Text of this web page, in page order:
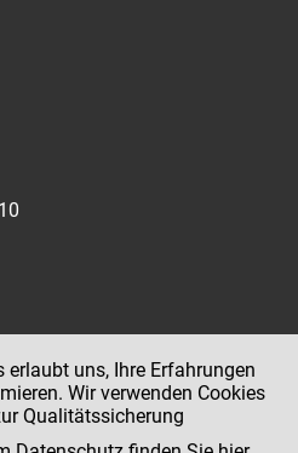
erlaubt uns, Ihre Erfahrungen
Wir verwenden Cookies
Qualitätssicherung